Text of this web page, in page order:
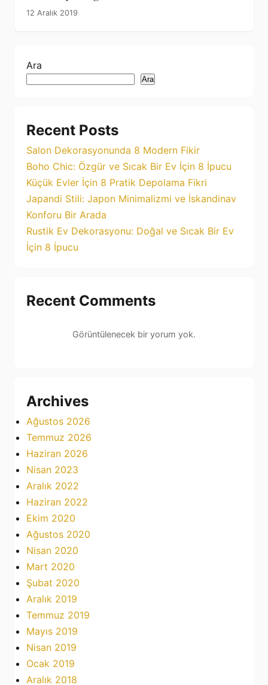
12 Aralık 2019
Ara
Ara
Recent Posts
Salon Dekorasyonunda 8 Modern Fikir
Boho Chic: Özgür ve Sıcak Bir Ev İçin 8 İpucu
Küçük Evler İçin 8 Pratik Depolama Fikri
Japandi Stili: Japon Minimalizmi ve İskandinav
Konforu Bir Arada
Rustik Ev Dekorasyonu: Doğal ve Sıcak Bir Ev
İçin 8 İpucu
Recent Comments
Görüntülenecek bir yorum yok.
Archives
Ağustos 2026
Temmuz 2026
Haziran 2026
Nisan 2023
Aralık 2022
Haziran 2022
Ekim 2020
Ağustos 2020
Nisan 2020
Mart 2020
Şubat 2020
Aralık 2019
Temmuz 2019
Mayıs 2019
Nisan 2019
Ocak 2019
Aralık 2018